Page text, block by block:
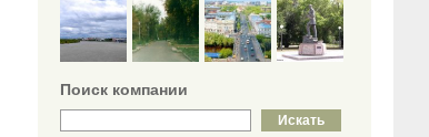
Поиск компании